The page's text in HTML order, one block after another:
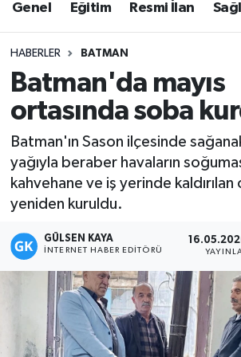
Genel Eğitim Resmi İlan
HABERLER BATMAN
Batman'da mayıs
ortasında soba
Batman'ın Sason ilçesinde
yağıyla beraber havaların
kahvehane ve iş yerinde kaldırılan
yeniden kuruldu.
GÜLSEN KAYA
İNTERNET HABER EDITÖRÜ
Güncel
Haberde insan
Kültür - Sanat
Magazin
Mersin
Mersin Tarihi
Özel Haber
Haber Arşivi